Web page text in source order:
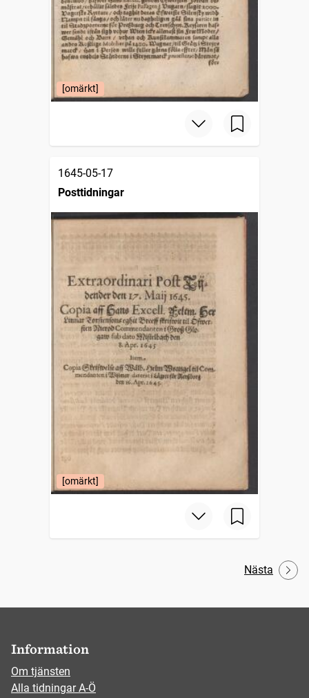
[omärkt]
1645-05-17
Posttidningar
[omärkt]
Nästa
Information
Om tjänsten
Alla tidningar A-Ö